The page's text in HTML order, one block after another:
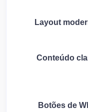
Layout
Conteúdo
Botões de